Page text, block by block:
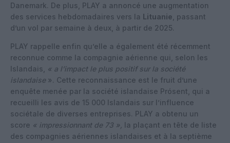
Danemark. De plus, PLAY a annoncé une augmentation
des services hebdomadaires vers la Lituanie , passant
d’un vol par semaine à deux, à partir de 2025.
PLAY rappelle enfin qu’elle a également été récemment
reconnue comme la compagnie aérienne qui, selon les
Islandais,
« a l’impact le plus positif sur la société
islandaise ». Cette reconnaissance est le fruit d’une
enquête menée par la société islandaise Prósent, qui a
recueilli les avis de 15 000 Islandais sur l’influence
sociétale de diverses entreprises. PLAY a obtenu un
score « impressionnant de 73 », la plaçant en tête de liste
des compagnies aériennes islandaises et à la septième